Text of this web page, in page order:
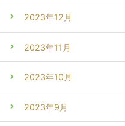
2023年12月
2023年11月
2023年10月
2023年9月